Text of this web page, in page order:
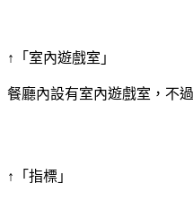
↑「室內遊戲室」
餐廳內設有室內遊戲室，不
↑「指標」